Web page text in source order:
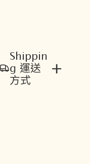
Shippin
g 運送
方式
+